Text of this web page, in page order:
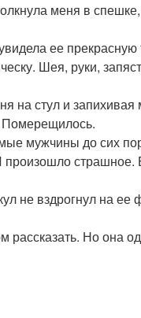
меня в
ее
Шея, руки,
стул и запихивая
Померещилось.
мужчины до сих
произошло
не вздрогнул на
Но она